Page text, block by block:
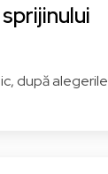
după alegerile